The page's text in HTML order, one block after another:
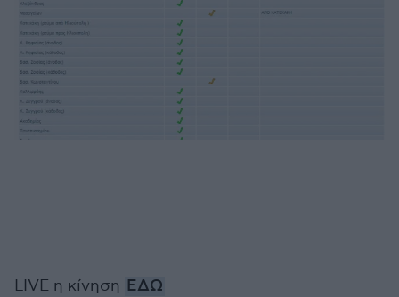
LIVE η κίνηση ΕΔΩ